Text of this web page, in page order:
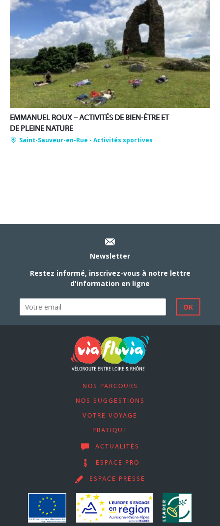
EMMANUEL ROUX – ACTIVITÉS DE BIEN-ÊTRE ET
DE PLEINE NATURE
Saint-Sauveur-en-Rue - Activités sportives
Newsletter
Restez informé, inscrivez-vous à notre lettre
d'information en ligne
NOS PARCOURS
NOS SUGGESTIONS
VOTRE VOYAGE
PRATIQUE
ACTUALITÉS
ESPACE PRO
ESPACE PRESSE